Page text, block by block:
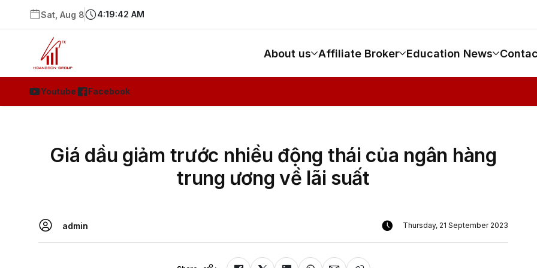
Sat, Aug 8 4:19:43 AM
About us Affiliate Broker Education News
Youtube Facebook
Giá dầu giảm trước nhiều động thái của ngân hàng
trung ương về lãi suất
admin Thursday, 21 September 2023